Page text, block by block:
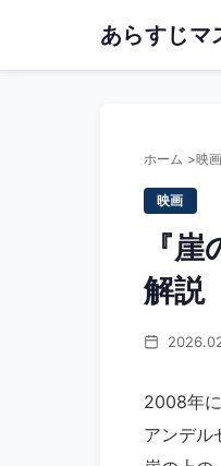
main
あらすじマ
ホーム 映画
映画
『
解説
2008年
アンデル